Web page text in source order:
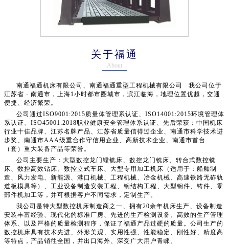
关于福通
About
南通福通机床有限公司、南通福通重型工程机械有限公司 我公司位于
江苏省 - 南通市，上海1小时都市圈城市，滨江临海，地理位置优越，交通
便捷、经济繁荣。
公司通过ISO9001:2015质量体管理系认证、ISO14001:2015环境管理体
系认证、ISO45001:2018职业健康安全管理体系认证、先后荣获：中国机床
行业十佳品牌、江苏名牌产品、江苏省质量信得过企业、南通市科学技术进
步奖、南通市AAA级重合作守信用企业、高新技术企业、南通市首台
（套）重大装备产品等荣誉。
公司主要生产：大型数控龙门镗铣床、数控龙门铣床、转台式数控铣
床、数控高效钻床、数控立式车床、大型专用加工机床（适用于：船舶制
造、风力发电、新能源、港口机械、工程机械、冶金机械、高速铁路无砟轨
道板模具等）、工业设备制造安装工程、钢结构工程、大型钢件、铸件、零
部件机加工等，并可根据客户不同需求，定制生产。
我公司是特大型数控机床制造商之一、拥有20余年机床生产、设备制造
安装丰富经验、现代化的标准厂房、先进的生产检测设备、高效的生产管理
体系、以及严格的质量检测程序，保证了福通产品过硬的质量。公司生产的
数控机床具有技术先进、外形美观、实用性强、性能稳定、刚性好、精度高
等特点，产品销往全国，并出口海外、深受广大用户青睐。